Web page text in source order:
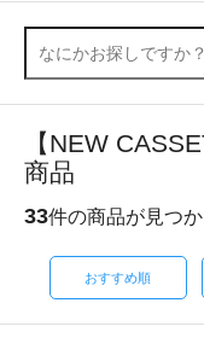
【NEW
商品
33件の商品が見つ
おすすめ順